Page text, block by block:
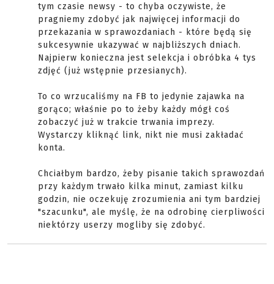
tym czasie newsy - to chyba oczywiste, że
pragniemy zdobyć jak najwięcej informacji do
przekazania w sprawozdaniach - które będą się
sukcesywnie ukazywać w najbliższych dniach.
Najpierw konieczna jest selekcja i obróbka 4 tys
zdjęć (już wstępnie przesianych).
To co wrzucaliśmy na FB to jedynie zajawka na
gorąco; właśnie po to żeby każdy mógł coś
zobaczyć już w trakcie trwania imprezy.
Wystarczy kliknąć link, nikt nie musi zakładać
konta.
Chciałbym bardzo, żeby pisanie takich sprawozdań
przy każdym trwało kilka minut, zamiast kilku
godzin, nie oczekuję zrozumienia ani tym bardziej
"szacunku", ale myślę, że na odrobinę cierpliwości
niektórzy userzy mogliby się zdobyć.